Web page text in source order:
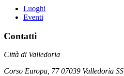
Luoghi
Eventi
Contatti
Città di Valledoria
Corso Europa, 77 07039 Valledoria SS